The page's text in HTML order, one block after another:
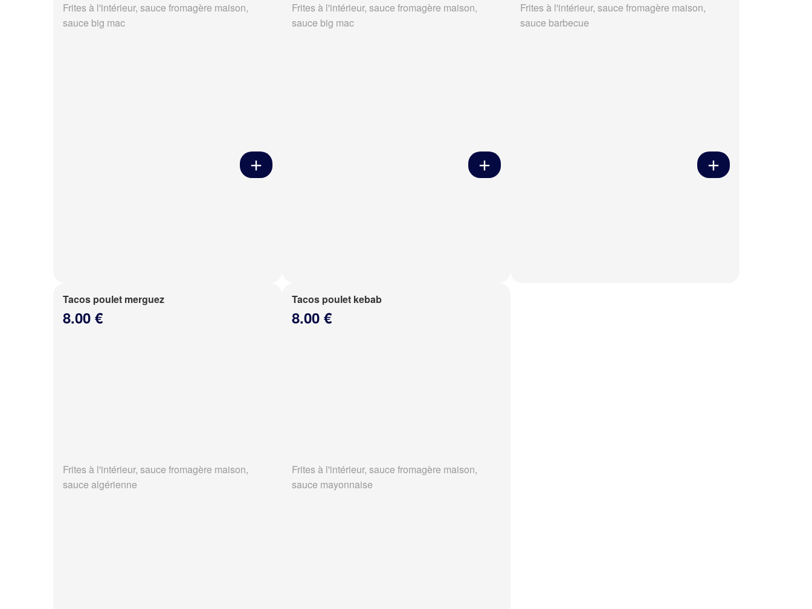
Frites à l'intérieur, sauce fromagère maison,
sauce big mac
Frites à l'intérieur, sauce fromagère maison,
sauce big mac
Frites à l'intérieur, sauce fromagère maison,
sauce barbecue
Tacos poulet merguez
8.00 €
Frites à l'intérieur, sauce fromagère maison,
sauce algérienne
Tacos poulet kebab
8.00 €
Frites à l'intérieur, sauce fromagère maison,
sauce mayonnaise